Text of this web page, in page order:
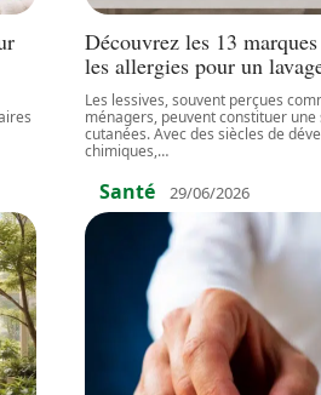
Découvrez les 13
les allergies pour un
Les lessives, souvent perçues
ménagers, peuvent constituer
cutanées. Avec des siècles de
chimiques,…
Santé 29/06/2026